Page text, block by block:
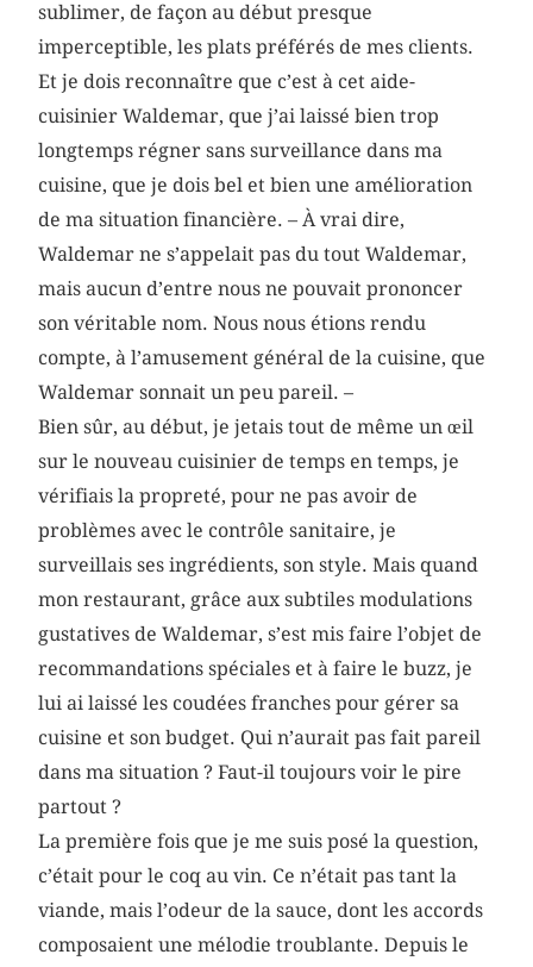
sublimer, de façon au début presque
imperceptible, les plats préférés de mes clients.
Et je dois reconnaître que c’est à cet aide-
cuisinier Waldemar, que j’ai laissé bien trop
longtemps régner sans surveillance dans ma
cuisine, que je dois bel et bien une amélioration
de ma situation financière. – À vrai dire,
Waldemar ne s’appelait pas du tout Waldemar,
mais aucun d’entre nous ne pouvait prononcer
son véritable nom. Nous nous étions rendu
compte, à l’amusement général de la cuisine, que
Waldemar sonnait un peu pareil. –
Bien sûr, au début, je jetais tout de même un œil
sur le nouveau cuisinier de temps en temps, je
vérifiais la propreté, pour ne pas avoir de
problèmes avec le contrôle sanitaire, je
surveillais ses ingrédients, son style. Mais quand
mon restaurant, grâce aux subtiles modulations
gustatives de Waldemar, s’est mis faire l’objet de
recommandations spéciales et à faire le buzz, je
lui ai laissé les coudées franches pour gérer sa
cuisine et son budget. Qui n’aurait pas fait pareil
dans ma situation ? Faut-il toujours voir le pire
partout ?
La première fois que je me suis posé la question,
c’était pour le coq au vin. Ce n’était pas tant la
viande, mais l’odeur de la sauce, dont les accords
composaient une mélodie troublante. Depuis le